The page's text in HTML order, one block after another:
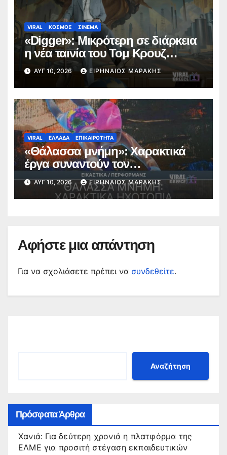
VIRAL ΚΟΣΜΟΣ ΣΙΝΕΜΑ
«Digger»: Μικρότερη σε διάρκεια
η νέα ταινία του Τομ Κρουζ
(VIDEO)
ΑΥΓ 10, 2026 ΕΙΡΗΝΑΊΟΣ ΜΑΡΆΚΗΣ
VIRAL ΕΛΛΑΔΑ ΕΠΙΚΑΙΡΟΤΗΤΑ
«Θάλασσα μνήμη»: Χαρακτικά
έργα συναντούν τον
αρχαιολογικό χώρο της
Νικόπολης
ΑΥΓ 10, 2026 ΕΙΡΗΝΑΊΟΣ ΜΑΡΆΚΗΣ
Αφήστε μια απάντηση
Για να σχολιάσετε πρέπει να συνδεθείτε.
Αναζήτηση
Πρόσφατα Άρθρα
Χανιά: Για δεύτερη χρονιά η πλατφόρμα της
ΕΛΜΕ για προσιτή στέγαση εκπαιδευτικών